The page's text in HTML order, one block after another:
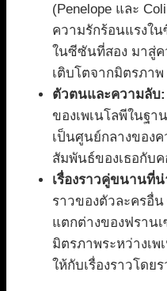
(Penelope และ
ความรักร้อนแรงใ
ในซีซันที่สอง มาสู่
เติบโตจากมิตรภาพ
ตัวตนและความลับ:
ของเพเนโลพีในฐา
เป็นศูนย์กลางของ
สัมพันธ์ของเธอกับ
เรื่องราวคู่ขนานที่
ราวของตัวละครอื่
แตกต่างของฟราน
มิตรภาพระหว่างเพ
ให้กับเรื่องราวโดย